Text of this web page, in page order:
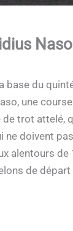
Naso
base du
une
de trot attelé,
ne doivent
alentours
de